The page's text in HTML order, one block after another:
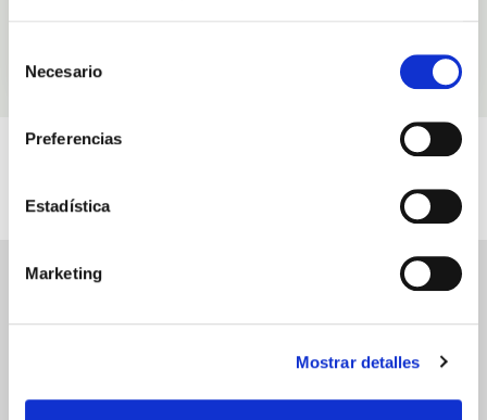
Necesario
Preferencias
Estadística
Marketing
Mostrar detalles
Video's
DEODORANT MET ALOË VERA